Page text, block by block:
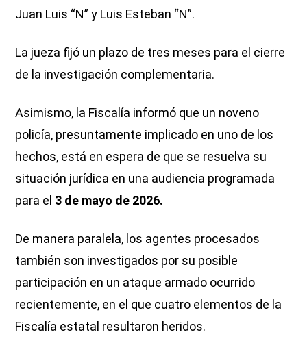
Juan Luis “N” y Luis Esteban “N”.
La jueza fijó un plazo de tres meses para el cierre
de la investigación complementaria.
Asimismo, la Fiscalía informó que un noveno
policía, presuntamente implicado en uno de los
hechos, está en espera de que se resuelva su
situación jurídica en una audiencia programada
para el 3 de mayo de 2026.
De manera paralela, los agentes procesados
también son investigados por su posible
participación en un ataque armado ocurrido
recientemente, en el que cuatro elementos de la
Fiscalía estatal resultaron heridos.